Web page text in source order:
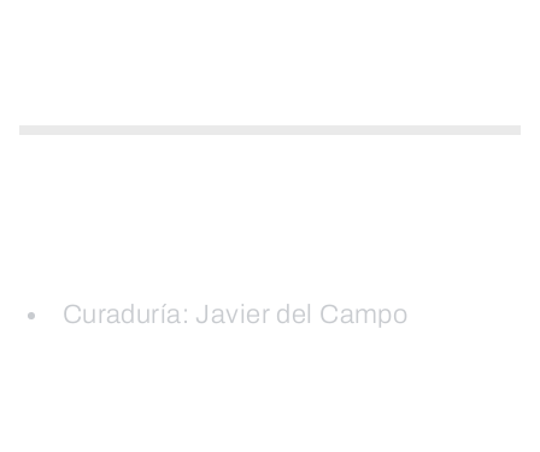
Curaduría: Javier del Campo